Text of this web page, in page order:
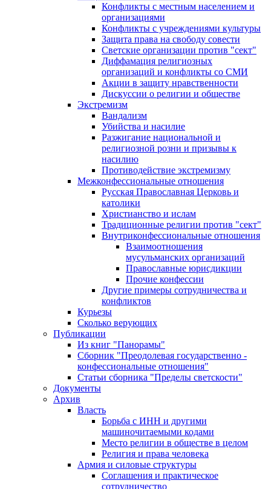
Конфликты с местным населением и
организациями
Конфликты с учреждениями культуры
Защита права на свободу совести
Светские организации против "сект"
Диффамация религиозных
организаций и конфликты со СМИ
Акции в защиту нравственности
Дискуссии о религии и обществе
Экстремизм
Вандализм
Убийства и насилие
Разжигание национальной и
религиозной розни и призывы к
насилию
Противодействие экстремизму
Межконфессиональные отношения
Русская Православная Церковь и
католики
Христианство и ислам
Традиционные религии против "сект"
Внутриконфессиональные отношения
Взаимоотношения
мусульманских организаций
Православные юрисдикции
Прочие конфессии
Другие примеры сотрудничества и
конфликтов
Курьезы
Сколько верующих
Публикации
Из книг "Панорамы"
Сборник "Преодолевая государственно -
конфессиональные отношения"
Статьи сборника "Пределы светскости"
Документы
Архив
Власть
Борьба с ИНН и другими
машиночитаемыми кодами
Место религии в обществе в целом
Религия и права человека
Армия и силовые структуры
Соглашения и практическое
сотрудничество